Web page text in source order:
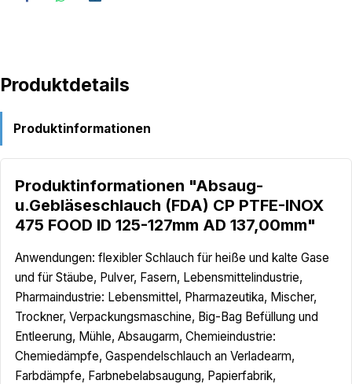
Produktdetails
Produktinformationen
Produktinformationen "Absaug-
u.Gebläseschlauch (FDA) CP PTFE-INOX
475 FOOD ID 125-127mm AD 137,00mm"
Anwendungen: flexibler Schlauch für heiße und kalte Gase
und für Stäube, Pulver, Fasern, Lebensmittelindustrie,
Pharmaindustrie: Lebensmittel, Pharmazeutika, Mischer,
Trockner, Verpackungsmaschine, Big-Bag Befüllung und
Entleerung, Mühle, Absaugarm, Chemieindustrie:
Chemiedämpfe, Gaspendelschlauch an Verladearm,
Farbdämpfe, Farbnebelabsaugung, Papierfabrik,